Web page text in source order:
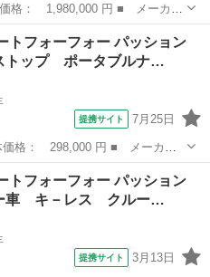
グレード名： ベースグレー
：４５２５ｋｇ 荷台内寸 長
トフォーフォー パッション
トップ ポータブルナ…
提携サイト 7月25日
フォーフォー ■ グレード
ップ ポータブルナビ ワンセ
トフォーフォー パッション
車 キ－レス クルー…
提携サイト 3月13日